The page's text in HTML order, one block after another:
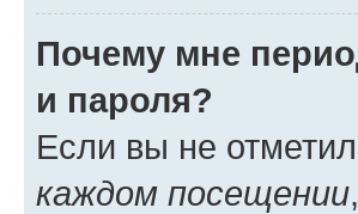
Почему мне
и пароля?
Если вы не
каждом посещении